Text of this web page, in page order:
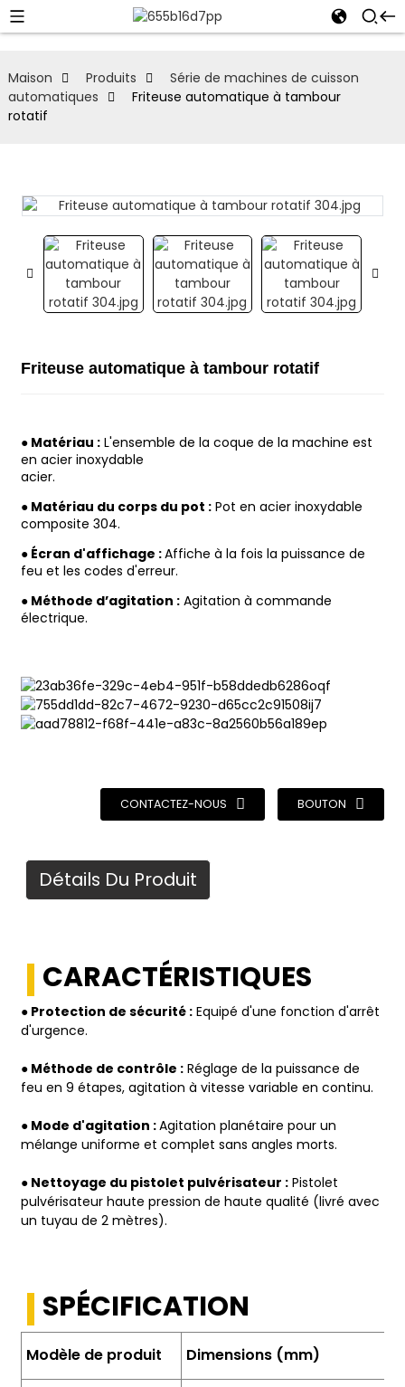
Maison Produits
Série de machines de cuisson
automatiques
Friteuse automatique à tambour
rotatif
Friteuse automatique à tambour rotatif
● Matériau :L'ensemble de la coque de la machine est
en acier inoxydable
acier.
● Matériau du corps du pot :Pot en acier inoxydable
composite 304.
● Écran d'affichage :Affiche à la fois la puissance de
feu et les codes d'erreur.
● Méthode d’agitation :Agitation à commande
électrique.
CONTACTEZ-NOUS BOUTON
Détails Du Produit
CARACTÉRISTIQUES
● Protection de sécurité :Equipé d'une fonction d'arrêt
d'urgence.
● Méthode de contrôle :Réglage de la puissance de
feu en 9 étapes, agitation à vitesse variable en continu.
● Mode d'agitation :Agitation planétaire pour un
mélange uniforme et complet sans angles morts.
● Nettoyage du pistolet pulvérisateur :Pistolet
pulvérisateur haute pression de haute qualité (livré avec
un tuyau de 2 mètres).
SPÉCIFICATION
Modèle de produit Dimensions (mm)